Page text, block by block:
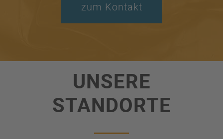
zum Kontakt
UNSERE
STANDORTE